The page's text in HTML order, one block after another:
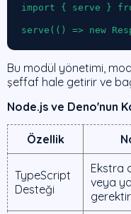
import { serve }
serve(() => new
Bu modül yönetimi,
şeffaf hale getirir ve
Node.js ve Deno'nun
Özellik
TypeScript
Desteği
Ekstra
veya